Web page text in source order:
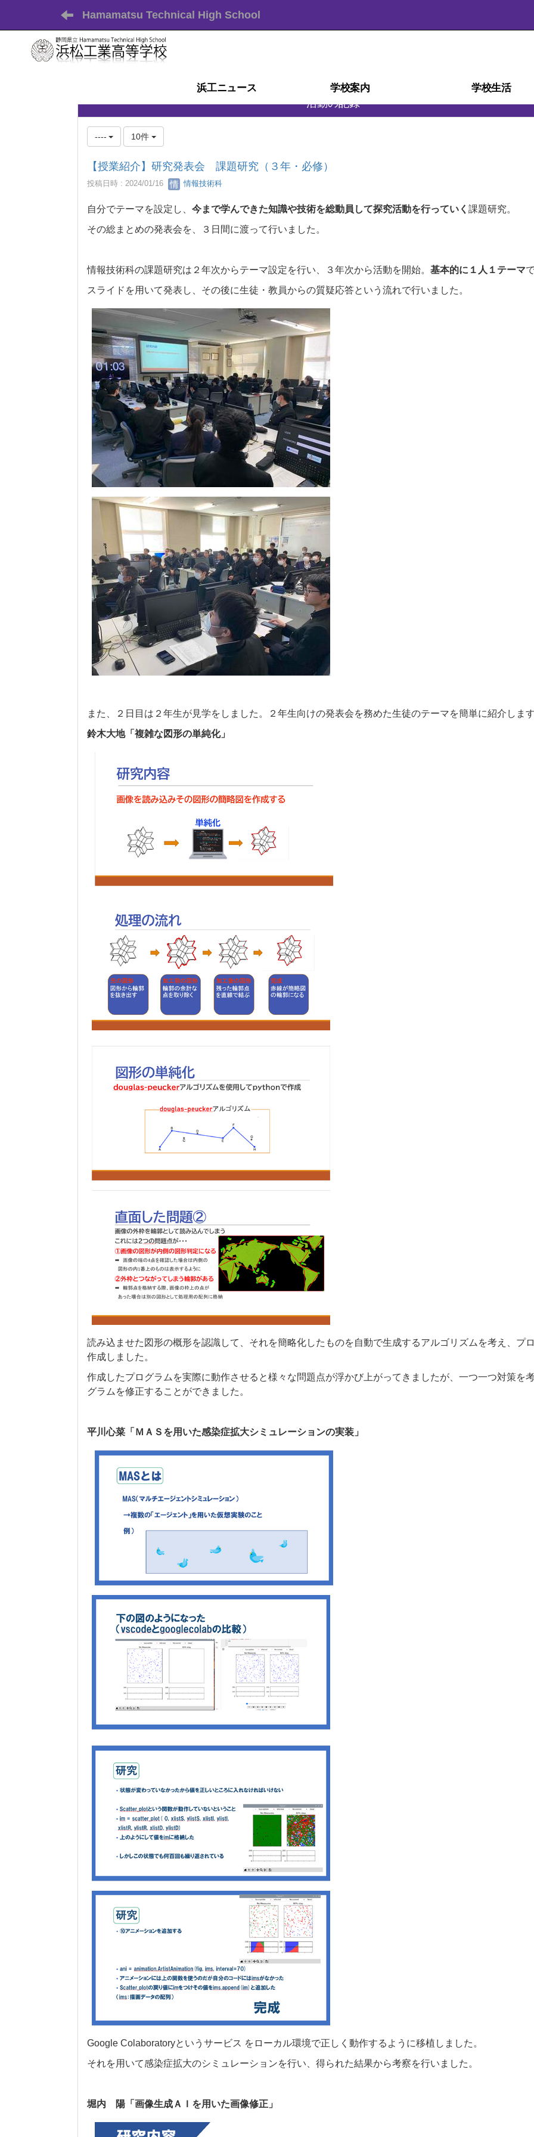
Hamamatsu Technical High School
浜工ニュース 学校案内
学校紹介
学校経営計画(学校自己評価)
スクール・ミッション
スクール・ポリシー
部活動ガイドライン
沿革・校歌
アクセス
施設
学校生活
活動の記録
---- 10件
【授業紹介】研究発表会 課題研究（３年・必修）
投稿日時 : 2024/01/16 情報技術科
自分でテーマを設定し、 今まで学んできた知識や技術を総動員して探究活動を行っていく 課題研究。
その総まとめの発表会を、３日間に渡って行いました。
情報技術科の課題研究は２年次からテーマ設定を行い、３年次から活動を開始。 基本的に１人１テーマ
スライドを用いて発表し、その後に生徒・教員からの質疑応答という流れで行いました。
また、２日目は２年生が見学をしました。２年生向けの発表会を務めた生徒のテーマを簡単に紹介しま
鈴木大地「複雑な図形の単純化」
読み込ませた図形の概形を認識して、それを簡略化したものを自動で生成するアルゴリズムを考え、プ
作成しました。
作成したプログラムを実際に動作させると様々な問題点が浮かび上がってきましたが、一つ一つ対策を
グラムを修正することができました。
平川心菜「ＭＡＳを用いた感染症拡大シミュレーションの実装」
Google Colaboratoryというサービス をローカル環境で正しく動作するように移植しました。
それを用いて感染症拡大のシミュレーションを行い、得られた結果から考察を行いました。
堀内 陽「画像生成ＡＩを用いた画像修正」